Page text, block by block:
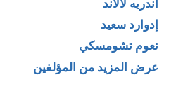
أندريه لالاند
إدوارد سعيد
نعوم تشومسكي
عرض المزيد من المؤلفين